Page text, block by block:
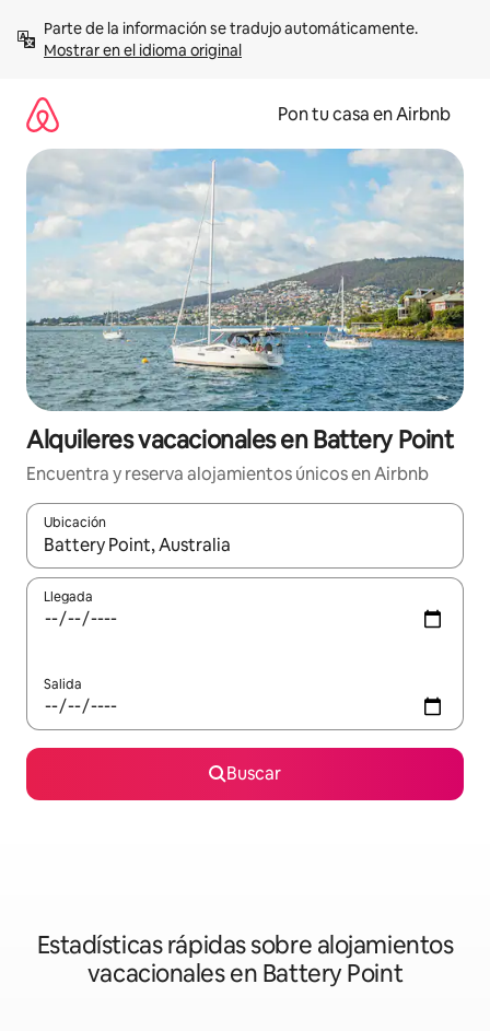
contenidoMostrar en el idioma original
Pon tu casa en Airbnb
Alquileres vacacionales en Battery Point
Encuentra y reserva alojamientos únicos en Airbnb
Ubicación
Cuando los resultados estén disponibles, navega con las
Llegada
Salida
Buscar
Estadísticas rápidas sobre alojamientos
vacacionales en Battery Point